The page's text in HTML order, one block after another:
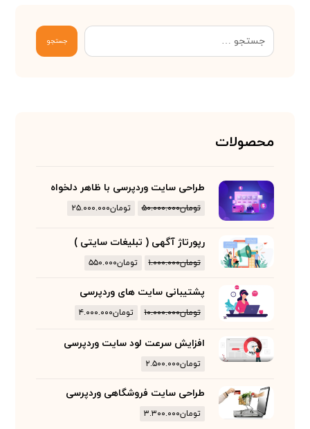
جستجو
محصولات
طراحی سایت وردپرسی با ظاهر دلخواه
تومان۵۰.۰۰۰.۰۰۰ تومان۲۵.۰۰۰.۰۰۰
رپورتاژ آگهی ( تبلیغات سایتی )
تومان۱.۰۰۰.۰۰۰ تومان۵۵۰.۰۰۰
پشتیبانی سایت های وردپرسی
تومان۱۰.۰۰۰.۰۰۰ تومان۴.۰۰۰.۰۰۰
افزایش سرعت لود سایت وردپرسی
تومان۲.۵۰۰.۰۰۰
طراحی سایت فروشگاهی وردپرسی
تومان۳.۳۰۰.۰۰۰